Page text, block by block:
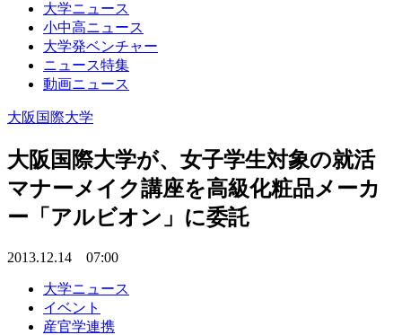
大学ニュース
小中高ニュース
大学発ベンチャー
ニュース特集
動画ニュース
大阪国際大学
大阪国際大学が、女子学生対象の就活
マナーメイク講座を高級化粧品メーカ
ー「アルビオン」に委託
2013.12.14 07:00
大学ニュース
イベント
産官学連携